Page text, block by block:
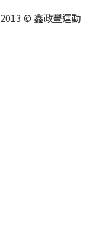
2013 © 鑫政豐運動